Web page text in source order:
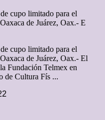
cupo limitado para el
de Juárez, Oax.- E
cupo limitado para el
de Juárez, Oax.- El
Fundación Telmex en
de Cultura Fís ...